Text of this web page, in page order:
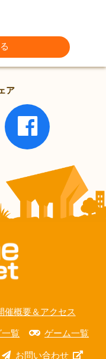
ア
催概要＆アクセス
一覧 ゲーム一覧
お問い合わせ